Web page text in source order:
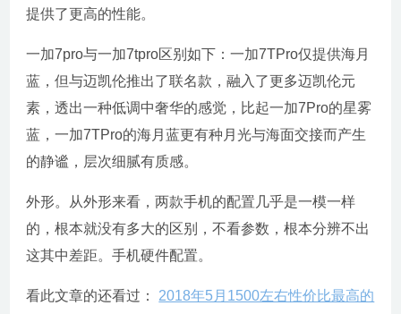
提供了更高的性能。
一加7pro与一加7tpro区别如下：一加7TPro仅提供海月
蓝，但与迈凯伦推出了联名款，融入了更多迈凯伦元
素，透出一种低调中奢华的感觉，比起一加7Pro的星雾
蓝，一加7TPro的海月蓝更有种月光与海面交接而产生
的静谧，层次细腻有质感。
外形。从外形来看，两款手机的配置几乎是一模一样
的，根本就没有多大的区别，不看参数，根本分辨不出
这其中差距。手机硬件配置。
看此文章的还看过： 2018年5月1500左右性价比最高的